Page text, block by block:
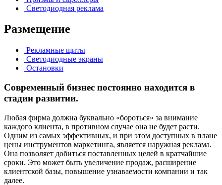
Светодиодная реклама
Размещение
Рекламные щиты
Светодиодные экраны
Остановки
Современный бизнес постоянно находится в
стадии развитии.
Любая фирма должна буквально «бороться» за внимание
каждого клиента, в противном случае она не будет расти.
Одним из самых эффективных, и при этом доступных в плане
цены инструментов маркетинга, является наружная реклама.
Она позволяет добиться поставленных целей в кратчайшие
сроки. Это может быть увеличение продаж, расширение
клиентской базы, повышение узнаваемости компании и так
далее.